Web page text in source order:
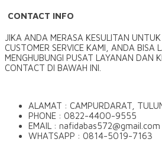
CONTACT INFO
JIKA ANDA MERASA KESULITAN UNTUK
CUSTOMER SERVICE KAMI, ANDA BISA
MENGHUBUNGI PUSAT LAYANAN DAN
CONTACT DI BAWAH INI.
ALAMAT : CAMPURDARAT,
PHONE : 0822-4400-9555
EMAIL : nafidabas572@gmail.com
WHATSAPP : 0814-5019-7163